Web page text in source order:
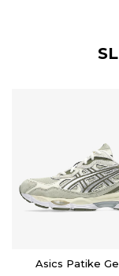
Asics Patike